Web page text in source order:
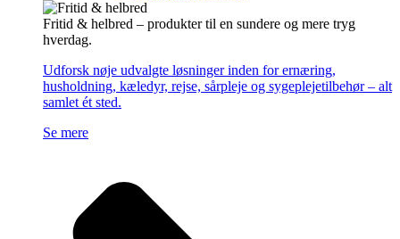
Fritid & helbred – produkter til en sundere og mere tryg
hverdag.
Udforsk nøje udvalgte løsninger inden for ernæring,
husholdning, kæledyr, rejse, sårpleje og sygeplejetilbehør – alt
samlet ét sted.
Se mere